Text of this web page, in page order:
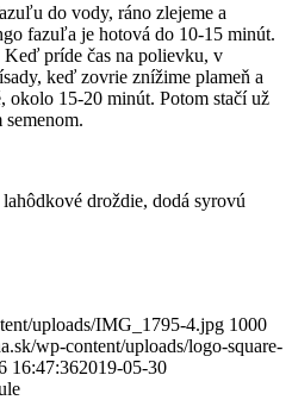
do vody, ráno zlejeme a
fazuľa je hotová do 10-15 minút.
príde čas na polievku, v
keď zovrie znížime plameň a
okolo 15-20 minút. Potom stačí už
droždie, dodá syrovú
uploads/IMG_1795-4.jpg 1000
wp-content/uploads/logo-square-
16:47:362019-05-30